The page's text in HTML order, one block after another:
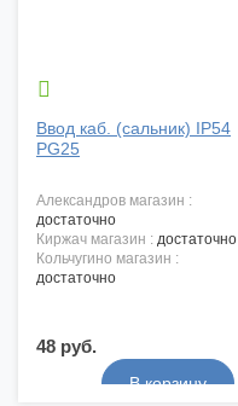

Ввод каб. (сальник) IP54
PG25
александров магазин :
достаточно
киржач магазин : достаточно
кольчугино магазин :
достаточно
48 руб.